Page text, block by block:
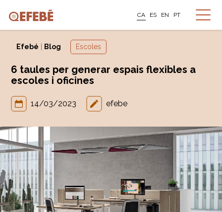
CA ES EN PT
Efebé Blog Escoles
6 taules per generar espais flexibles a
escoles i oficines
14/03/2023 efebe